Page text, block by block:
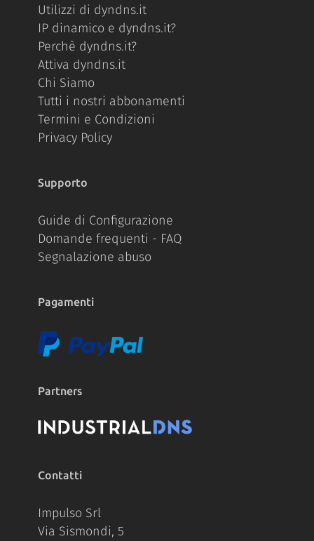
Utilizzi di dyndns.it
IP dinamico e dyndns.it?
Perchè dyndns.it?
Attiva dyndns.it
Chi Siamo
Tutti i nostri abbonamenti
Termini e Condizioni
Privacy Policy
Supporto
Guide di Configurazione
Domande frequenti - FAQ
Segnalazione abuso
Pagamenti
Partners
Contatti
Impulso Srl
Via Sismondi, 5